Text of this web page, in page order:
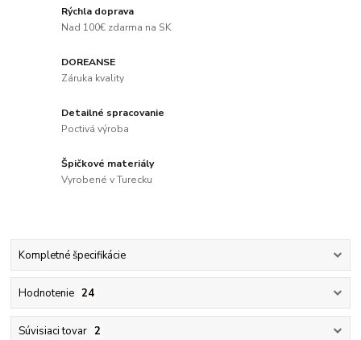
Rýchla doprava
Nad 100€ zdarma na SK
DOREANSE
Záruka kvality
Detailné spracovanie
Poctivá výroba
Špičkové materiály
Vyrobené v Turecku
Kompletné špecifikácie
Hodnotenie 24
Súvisiaci tovar 2